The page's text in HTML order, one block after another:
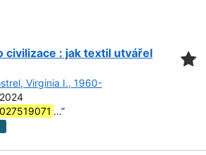
civilizace : jak textil utvářel
Virginia I., 1960-
...”